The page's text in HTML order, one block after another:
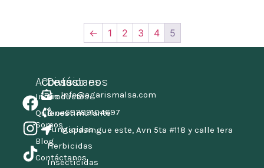
← 1 2 3 4 5
Accesos
Inicio
Quienes
Somos
Blog
Contáctanos
Divisiones
Productos
Bioestimulante
Fungicidas
Herbicidas
Insecticidas
Contáctanos
Info@agarismalsa.com
+59389104697
Mapasingue este, Avn 5ta #118 y calle 1era